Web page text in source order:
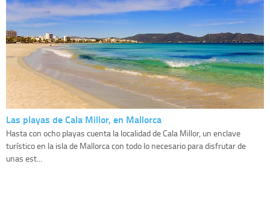
Las playas de Cala Millor, en Mallorca
Hasta con ocho playas cuenta la localidad de Cala Millor, un enclave
turístico en la isla de Mallorca con todo lo necesario para disfrutar de
unas est...